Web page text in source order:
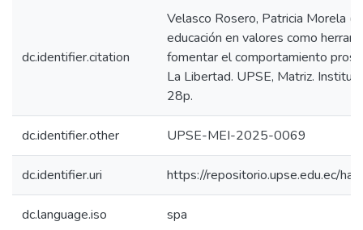
dc.identifier.citation
Velasco Rosero, Patricia Morela
educación en valores como
fomentar el comportamiento
La Libertad. UPSE, Matriz.
28p.
dc.identifier.other UPSE-MEI-2025-0069
dc.identifier.uri https://repositorio.upse.edu.ec/
dc.language.iso spa